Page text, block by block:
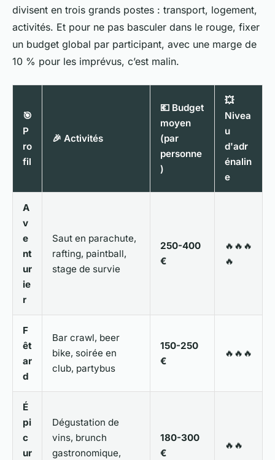
divisent en trois grands postes : transport, logement,
activités. Et pour ne pas basculer dans le rouge, fixer
un budget global par participant, avec une marge de
10 % pour les imprévus, c’est malin.
🎯
P
ro
fil
🎉 Activités
💶 Budget
moyen
(par
personne
)
💥
Nivea
u
d'adr
énalin
e
A
v
e
nt
ur
ie
r
Saut en parachute,
rafting, paintball,
stage de survie
250-400
€
🔥🔥🔥
🔥
F
êt
ar
d
Bar crawl, beer
bike, soirée en
club, partybus
150-250
€
🔥🔥🔥
É
pi
c
ur
Dégustation de
vins, brunch
gastronomique,
180-300
€
🔥🔥